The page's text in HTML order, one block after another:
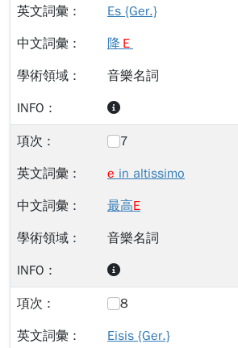
Es {Ger.}
降 Ｅ
音樂名詞
7
e in altissimo
最高E
音樂名詞
8
Eisis {Ger.}